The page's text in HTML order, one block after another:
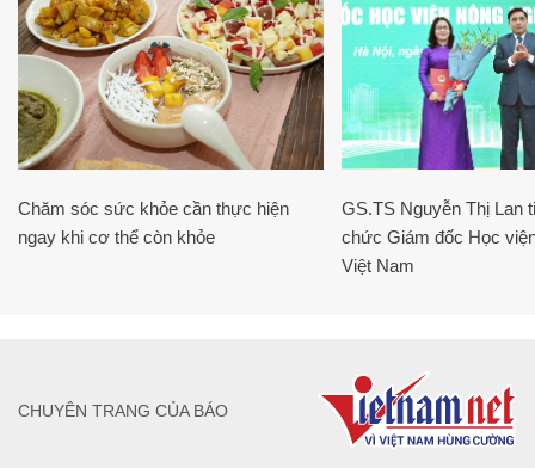
Chăm sóc sức khỏe cần thực hiện
ngay khi cơ thể còn khỏe
GS.TS Nguyễn Thị Lan
chức Giám đốc Học
Việt Nam
CHUYÊN TRANG CỦA BÁO